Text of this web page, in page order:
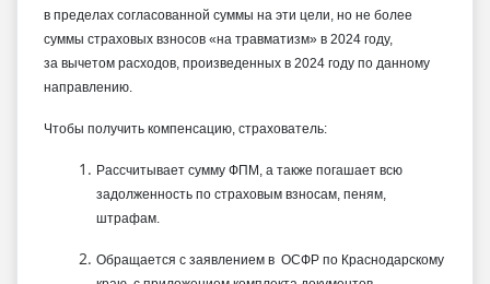
в пределах согласованной суммы на эти цели, но не более
суммы страховых взносов «на травматизм» в 2024 году,
за вычетом расходов, произведенных в 2024 году по данному
направлению.
Чтобы получить компенсацию, страхователь:
Рассчитывает сумму ФПМ, а также погашает всю
задолженность по страховым взносам, пеням,
штрафам.
Обращается с заявлением в ОСФР по Краснодарскому